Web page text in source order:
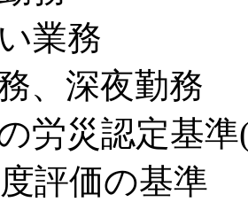
業務
、深夜勤務
労災認定基
評価の基準